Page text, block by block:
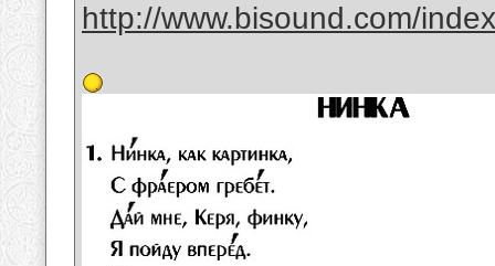
http://www.bisound.com/